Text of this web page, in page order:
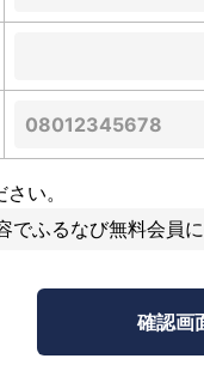
い。
でふるなび無料会員